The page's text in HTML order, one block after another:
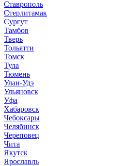
Ставрополь
Стерлитамак
Сургут
Тамбов
Тверь
Тольятти
Томск
Тула
Тюмень
Улан-Удэ
Ульяновск
Уфа
Хабаровск
Чебоксары
Челябинск
Череповец
Чита
Якутск
Ярославль